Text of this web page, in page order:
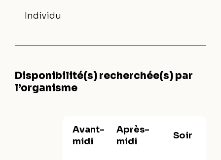
Individu
Disponibilité(s) recherchée(s) par
l’organisme
Avant-
midi
Après-
midi
Soir